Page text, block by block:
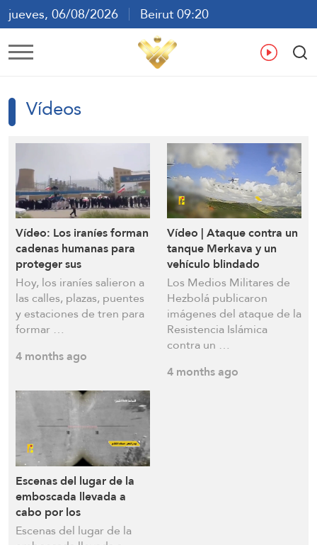
jueves, 06/08/2026
Beirut 09:20
ع En
Vídeos
Vídeo: Los iraníes forman
cadenas humanas para
proteger sus
instalaciones vitales
Hoy, los iraníes salieron a
las calles, plazas, puentes
y estaciones de tren para
formar …
4 months ago
Vídeo | Ataque contra un
tanque Merkava y un
vehículo blindado
Namera israelíes en la
ciudad de Rashaf, al sur
del Líbano
Los Medios Militares de
Hezbolá publicaron
imágenes del ataque de la
Resistencia Islámica
contra un …
4 months ago
Escenas del lugar de la
emboscada llevada a
cabo por los
combatientes de la
Escenas del lugar de la